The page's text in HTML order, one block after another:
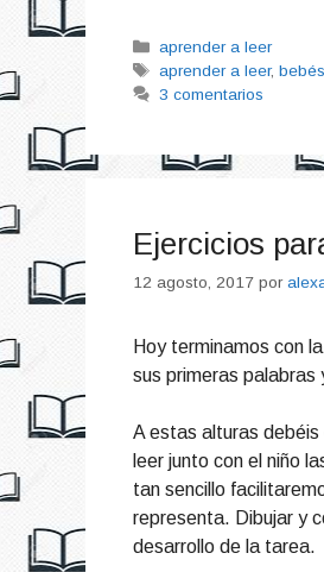
Categorías
aprender a leer
Etiquetas
aprender a leer, bebés
3 comentarios
Ejercicios
12 agosto, 2017 por
Hoy terminamos con
sus primeras palabras
A estas alturas debéis
leer junto con el niño
tan sencillo
representa. Dibujar y
desarrollo de la tarea.